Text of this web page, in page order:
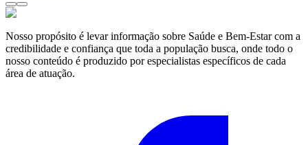
Nosso propósito é levar informação sobre Saúde e Bem-Estar com a
credibilidade e confiança que toda a população busca, onde todo o
nosso conteúdo é produzido por especialistas específicos de cada
área de atuação.